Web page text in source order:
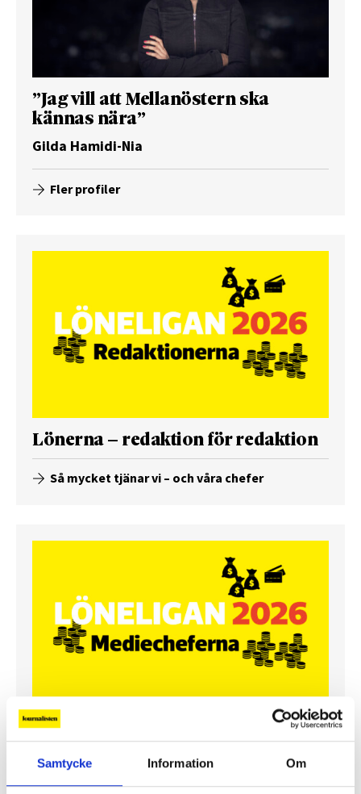
Samtycke Information Om
”Jag vill att Mellanöstern ska
kännas nära”
Gilda Hamidi-Nia
Fler profiler
Lönerna – redaktion för redaktion
Så mycket tjänar vi – och våra chefer
Så mycket tjänar mediecheferna
Så mycket tjänar 260 mediechefer